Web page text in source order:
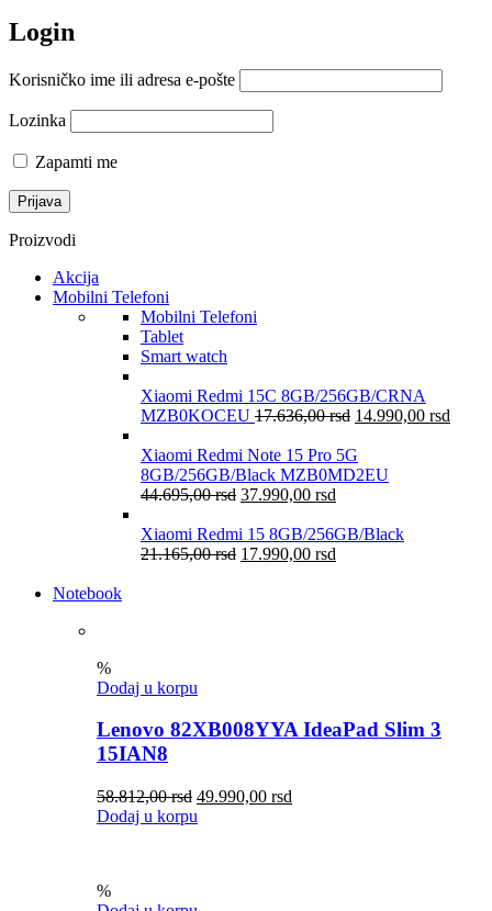
Login
Korisničko ime ili adresa e-pošte
Lozinka
Zapamti me
Proizvodi
Akcija
Mobilni Telefoni
Mobilni Telefoni
Tablet
Smart watch
Xiaomi Redmi 15C 8GB/256GB/CRNA
MZB0KOCEU 17.636,00rsd 14.990,00 rsd
Xiaomi Redmi Note 15 Pro 5G
8GB/256GB/Black MZB0MD2EU
44.695,00rsd 37.990,00 rsd
Xiaomi Redmi 15 8GB/256GB/Black
21.165,00rsd 17.990,00 rsd
Notebook
%
Dodaj u korpu
Lenovo 82XB008YYA IdeaPad Slim 3
15IAN8
58.812,00rsd 49.990,00 rsd
Dodaj u korpu
%